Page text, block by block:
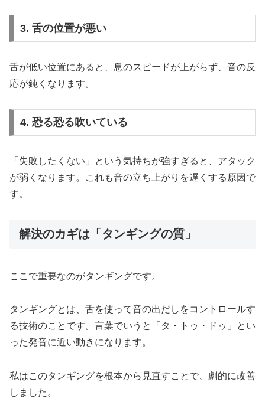
3. 舌の位置が悪い
舌が低い位置にあると、息のスピードが上がらず、音の反
応が鈍くなります。
4. 恐る恐る吹いている
「失敗したくない」という気持ちが強すぎると、アタック
が弱くなります。これも音の立ち上がりを遅くする原因で
す。
解決のカギは「タンギングの質」
ここで重要なのがタンギングです。
タンギングとは、舌を使って音の出だしをコントロールす
る技術のことです。言葉でいうと「タ・トゥ・ドゥ」とい
った発音に近い動きになります。
私はこのタンギングを根本から見直すことで、劇的に改善
しました。